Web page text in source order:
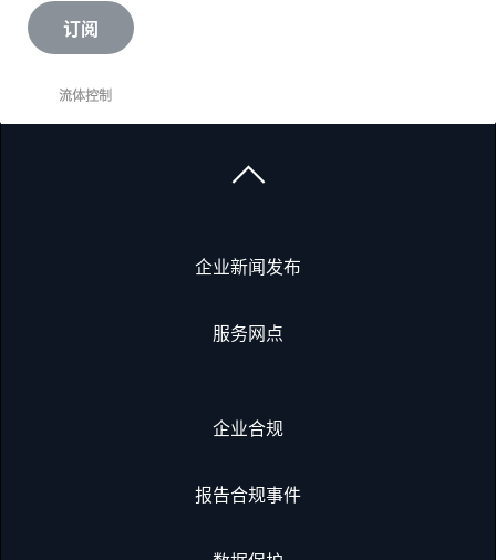
订阅
流体控制
企业新闻发布
服务网点
企业合规
报告合规事件